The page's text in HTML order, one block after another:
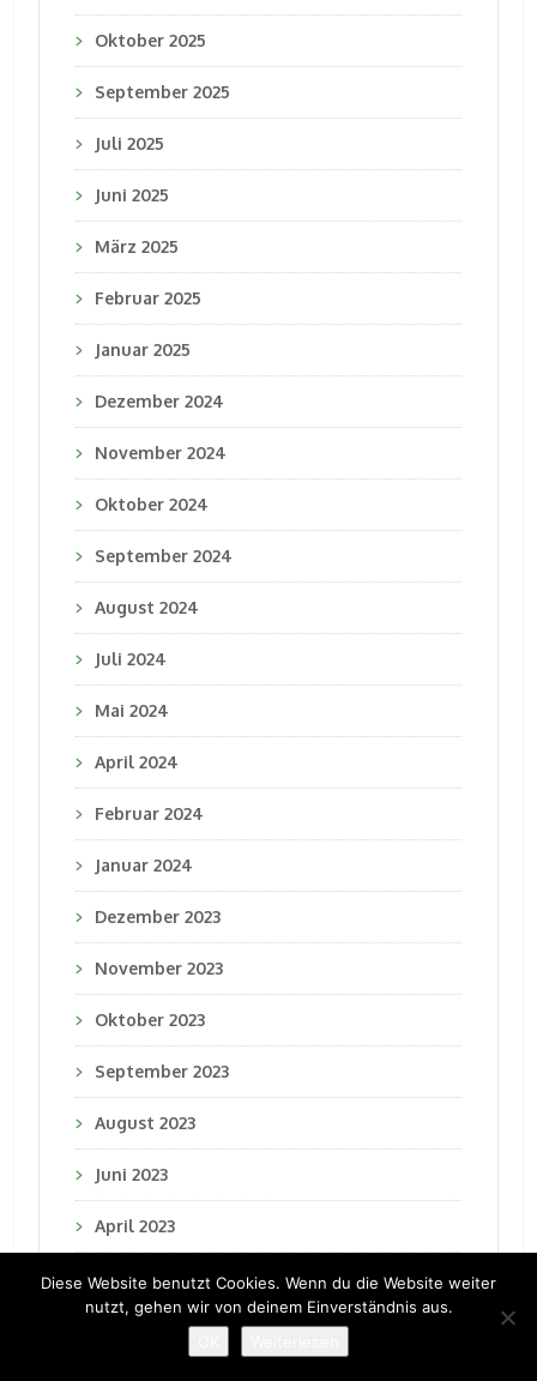
Oktober 2025
September 2025
Juli 2025
Juni 2025
März 2025
Februar 2025
Januar 2025
Dezember 2024
November 2024
Oktober 2024
September 2024
August 2024
Juli 2024
Mai 2024
April 2024
Februar 2024
Januar 2024
Dezember 2023
November 2023
Oktober 2023
September 2023
August 2023
Juni 2023
April 2023
März 2023
Februar 2023
Diese Website benutzt Cookies. Wenn du die Website weiter
nutzt, gehen wir von deinem Einverständnis aus.